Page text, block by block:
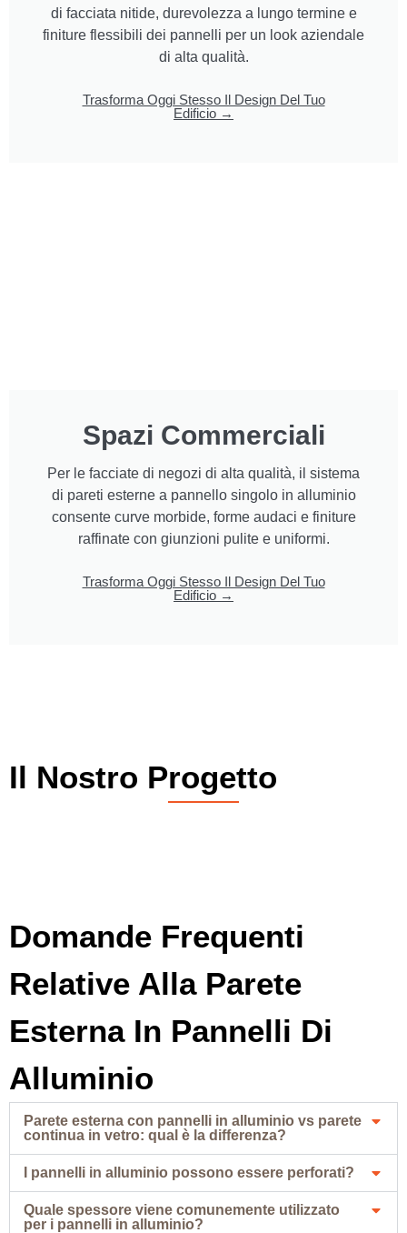
di facciata nitide, durevolezza a lungo termine e
finiture flessibili dei pannelli per un look aziendale
di alta qualità.
Trasforma Oggi Stesso Il Design Del Tuo
Edificio →
Spazi Commerciali
Per le facciate di negozi di alta qualità, il sistema
di pareti esterne a pannello singolo in alluminio
consente curve morbide, forme audaci e finiture
raffinate con giunzioni pulite e uniformi.
Trasforma Oggi Stesso Il Design Del Tuo
Edificio →
Il Nostro Progetto
Domande Frequenti
Relative Alla Parete
Esterna In Pannelli Di
Alluminio
Parete esterna con pannelli in alluminio vs parete
continua in vetro: qual è la differenza?
I pannelli in alluminio possono essere perforati?
Quale spessore viene comunemente utilizzato
per i pannelli in alluminio?